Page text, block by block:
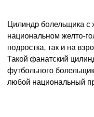
Цилиндр болельщика с
национальном желто-
подростка, так и на
Такой фанатский
футбольного
любой национальный